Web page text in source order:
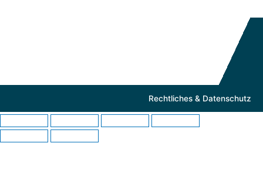
Rechtliches & Datenschutz